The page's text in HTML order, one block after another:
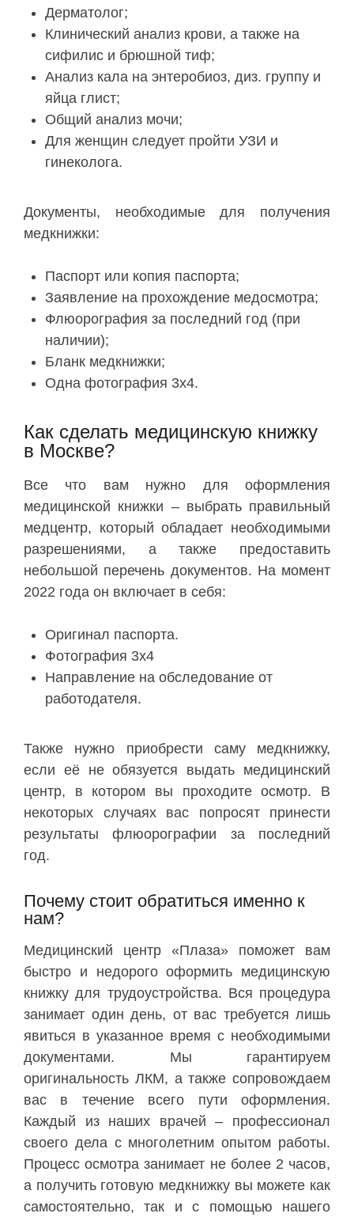
Дерматолог;
Клинический анализ крови, а также на
сифилис и брюшной тиф;
Анализ кала на энтеробиоз, диз. группу и
яйца глист;
Общий анализ мочи;
Для женщин следует пройти УЗИ и
гинеколога.
Документы, необходимые для получения
медкнижки:
Паспорт или копия паспорта;
Заявление на прохождение медосмотра;
Флюорография за последний год (при
наличии);
Бланк медкнижки;
Одна фотография 3х4.
Как сделать медицинскую книжку
в Москве?
Все что вам нужно для оформления
медицинской книжки – выбрать правильный
медцентр, который обладает необходимыми
разрешениями, а также предоставить
небольшой перечень документов. На момент
2022 года он включает в себя:
Оригинал паспорта.
Фотография 3х4
Направление на обследование от
работодателя.
Также нужно приобрести саму медкнижку,
если её не обязуется выдать медицинский
центр, в котором вы проходите осмотр. В
некоторых случаях вас попросят принести
результаты флюорографии за последний
год.
Почему стоит обратиться именно к
нам?
Медицинский центр «Плаза» поможет вам
быстро и недорого оформить медицинскую
книжку для трудоустройства. Вся процедура
занимает один день, от вас требуется лишь
явиться в указанное время с необходимыми
документами. Мы гарантируем
оригинальность ЛКМ, а также сопровождаем
вас в течение всего пути оформления.
Каждый из наших врачей – профессионал
своего дела с многолетним опытом работы.
Процесс осмотра занимает не более 2 часов,
а получить готовую медкнижку вы можете как
самостоятельно, так и с помощью нашего